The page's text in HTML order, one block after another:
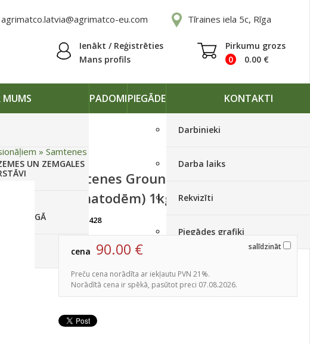
agrimatco.latvia@agrimatco-eu.com Tīraines iela 5c, Rīga
Ienākt / Reģistrēties
Mans profils
Pirkumu grozs
0
0.00 €
MUMS
UN ZEMGALES
RĪGĀ
PADOMIPIEGĀDE KONTAKTI
Darbinieki
Darba laiks
Rekvizīti
Piegādes grafiki
» Samtenes
Samtenes Ground Control
(nematodēm) 1kg
428
salīdzināt
cena 90.00 €
Preču cena norādīta ar iekļautu PVN 21%.
Norādītā cena ir spēkā, pasūtot preci 07.08.2026.